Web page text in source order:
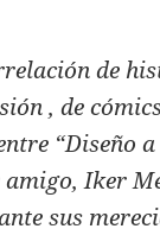
de
, de
“Diseño
Iker
sus